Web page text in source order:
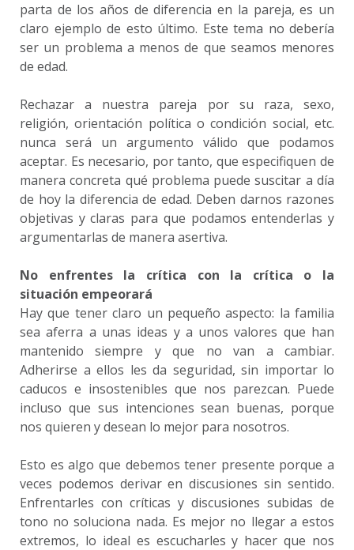
parta de los años de diferencia en la pareja, es un
claro ejemplo de esto último. Este tema no debería
ser un problema a menos de que seamos menores
de edad.
Rechazar a nuestra pareja por su raza, sexo,
religión, orientación política o condición social, etc.
nunca será un argumento válido que podamos
aceptar. Es necesario, por tanto, que especifiquen de
manera concreta qué problema puede suscitar a día
de hoy la diferencia de edad. Deben darnos razones
objetivas y claras para que podamos entenderlas y
argumentarlas de manera asertiva.
No enfrentes la crítica con la crítica o la
situación empeorará
Hay que tener claro un pequeño aspecto: la familia
sea aferra a unas ideas y a unos valores que han
mantenido siempre y que no van a cambiar.
Adherirse a ellos les da seguridad, sin importar lo
caducos e insostenibles que nos parezcan. Puede
incluso que sus intenciones sean buenas, porque
nos quieren y desean lo mejor para nosotros.
Esto es algo que debemos tener presente porque a
veces podemos derivar en discusiones sin sentido.
Enfrentarles con críticas y discusiones subidas de
tono no soluciona nada. Es mejor no llegar a estos
extremos, lo ideal es escucharles y hacer que nos